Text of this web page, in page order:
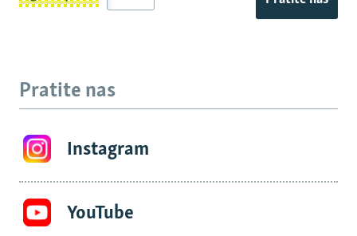
Pratite nas
Instagram
YouTube